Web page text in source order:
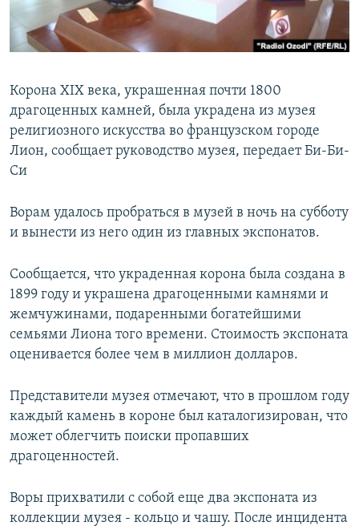
Корона XIX века, украшенная почти 1800
драгоценных камней, была украдена из музея
религиозного искусства во французском городе
Лион, сообщает руководство музея, передает Би-Би-
Си
Ворам удалось пробраться в музей в ночь на субботу
и вынести из него один из главных экспонатов.
Сообщается, что украденная корона была создана в
1899 году и украшена драгоценными камнями и
жемчужинами, подаренными богатейшими
семьями Лиона того времени. Стоимость экспоната
оценивается более чем в миллион долларов.
Представители музея отмечают, что в прошлом году
каждый камень в короне был каталогизирован, что
может облегчить поиски пропавших
драгоценностей.
Воры прихватили с собой еще два экспоната из
коллекции музея - кольцо и чашу. После инцидента